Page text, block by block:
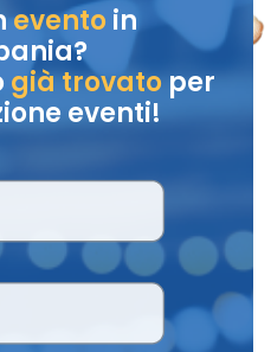
evento in
già trovatoper
eventi!